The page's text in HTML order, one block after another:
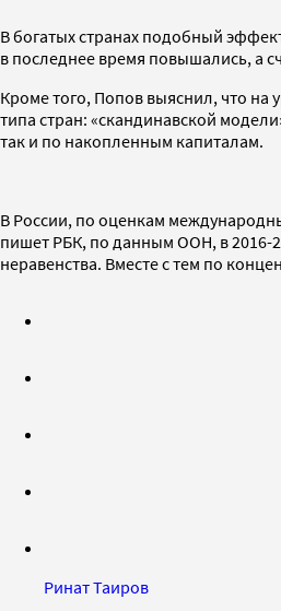
В богатых странах подобный
в последнее время повышались, а
Кроме того, Попов выяснил, что на
типа стран: «скандинавской
так и по накопленным капиталам.
В России, по оценкам
пишет РБК, по данным ООН, в 2016-
неравенства. Вместе с тем по
Ринат Таиров